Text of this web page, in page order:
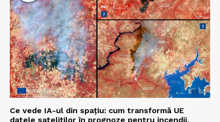
Ce vede IA-ul din spațiu: cum transformă UE
datele sateliților în prognoze pentru incendii,